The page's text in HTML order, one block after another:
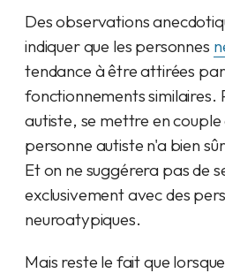
Des observations
indiquer que les personnes
tendance à être attirées
fonctionnements similaires.
autiste, se mettre en
personne autiste n'a bien
Et on ne suggérera pas de
exclusivement avec des
neuroatypiques.
Mais reste le fait que